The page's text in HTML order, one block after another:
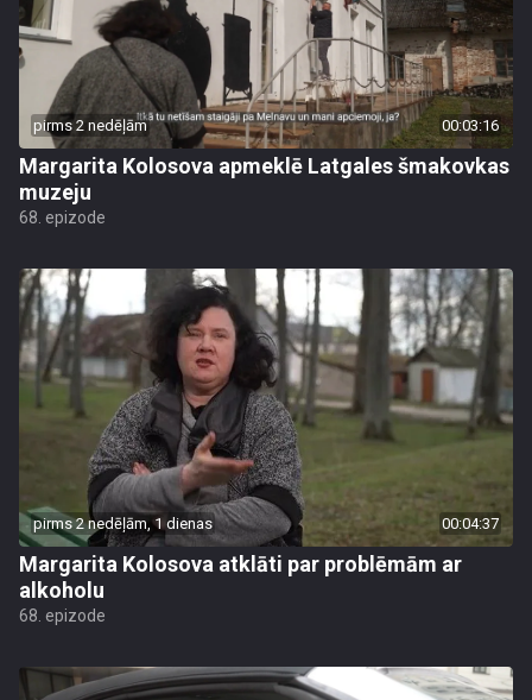
pirms 2 nedēļām 00:03:16
Margarita Kolosova apmeklē Latgales šmakovkas
muzeju
68. epizode
pirms 2 nedēļām, 1 dienas 00:04:37
Margarita Kolosova atklāti par problēmām ar
alkoholu
68. epizode